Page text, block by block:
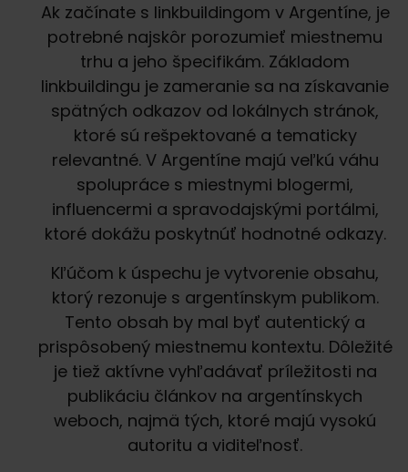
Ak začínate s linkbuildingom v Argentíne, je
potrebné najskôr porozumieť miestnemu
trhu a jeho špecifikám. Základom
linkbuildingu je zameranie sa na získavanie
spätných odkazov od lokálnych stránok,
ktoré sú rešpektované a tematicky
relevantné. V Argentíne majú veľkú váhu
spolupráce s miestnymi blogermi,
influencermi a spravodajskými portálmi,
ktoré dokážu poskytnúť hodnotné odkazy.
Kľúčom k úspechu je vytvorenie obsahu,
ktorý rezonuje s argentínskym publikom.
Tento obsah by mal byť autentický a
prispôsobený miestnemu kontextu. Dôležité
je tiež aktívne vyhľadávať príležitosti na
publikáciu článkov na argentínskych
weboch, najmä tých, ktoré majú vysokú
autoritu a viditeľnosť.